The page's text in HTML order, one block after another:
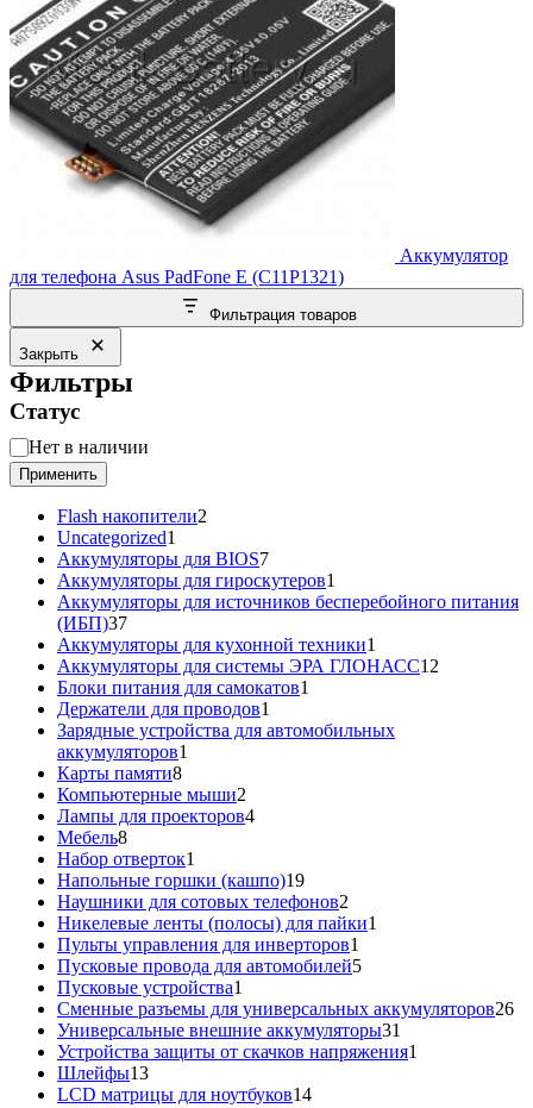
Аккумулятор
для телефона Asus PadFone E (C11P1321)
Фильтрация товаров
Закрыть
Фильтры
Статус
Статус
Нет в наличии
Применить
Flash накопители2
Uncategorized1
товар
Аккумуляторы для BIOS77
товаров
Аккумуляторы для гироскутеров1
товар
Аккумуляторы для источников бесперебойного питания
(ИБП)3737
товаров
Аккумуляторы для кухонной техники1
товар
Аккумуляторы для системы ЭРА ГЛОНАСС12
Блоки питания для самокатов1
Держатели для проводов1
товар
Зарядные устройства для автомобильных
аккумуляторов1
Карты памяти88
товаров
Компьютерные мыши2
товара
Лампы для проекторов44
Мебель88
товаров
Набор отверток1
товар
Напольные горшки (кашпо)1919
товаров
Наушники для сотовых телефонов2
товара
Никелевые ленты (полосы) для пайки1
Пульты управления для инверторов1
товар
Пусковые провода для автомобилей55
Пусковые устройства1
товар
Сменные разъемы для универсальных аккумуляторов2626
Универсальные внешние аккумуляторы31
товар
Устройства защиты от скачков напряжения1
Шлейфы1313
товаров
LCD матрицы для ноутбуков1414